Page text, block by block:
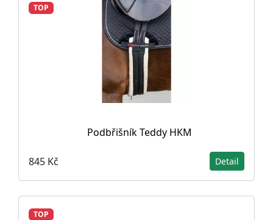
TOP
Podbřišník Teddy HKM
845 Kč Detail
TOP